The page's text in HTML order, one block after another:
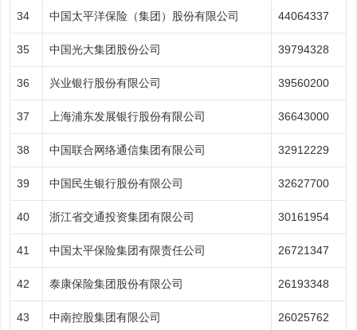
34 中国太平洋保险（集团）股份有限公司 44064337
35 中国光大集团股份公司 39794328
36 兴业银行股份有限公司 39560200
37 上海浦东发展银行股份有限公司 36643000
38 中国联合网络通信集团有限公司 32912229
39 中国民生银行股份有限公司 32627700
40 浙江省交通投资集团有限公司 30161954
41 中国太平保险集团有限责任公司 26721347
42 泰康保险集团股份有限公司 26193348
43 中南控股集团有限公司 26025762